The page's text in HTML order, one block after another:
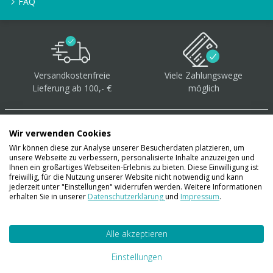
Versandkostenfreie
Lieferung ab 100,- €
Viele Zahlungswege
möglich
Über 40.000 Artikel auf
Lager
Wir verwenden Cookies
Wir können diese zur Analyse unserer Besucherdaten platzieren, um
unsere Webseite zu verbessern, personalisierte Inhalte anzuzeigen und
Ihnen ein großartiges Webseiten-Erlebnis zu bieten. Diese Einwilligung ist
freiwillig, für die Nutzung unserer Website nicht notwendig und kann
jederzeit unter "Einstellungen" widerrufen werden. Weitere Informationen
erhalten Sie in unserer Datenschutzerklärungund Impressum.
Alle akzeptieren
Einstellungen